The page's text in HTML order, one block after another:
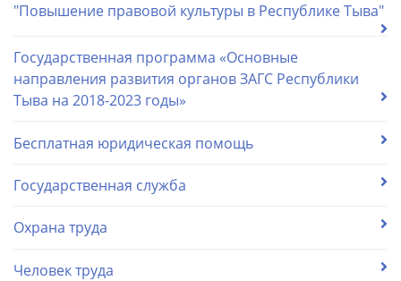
"Повышение правовой культуры в Республике Тыва"
Государственная программа «Основные
направления развития органов ЗАГС Республики
Тыва на 2018-2023 годы»
Бесплатная юридическая помощь
Государственная служба
Охрана труда
Человек труда